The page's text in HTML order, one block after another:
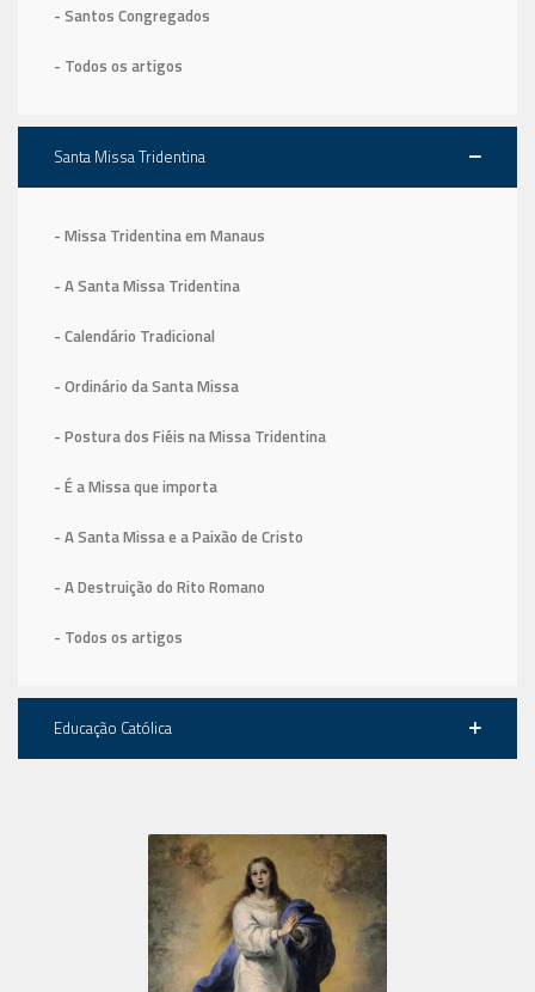
- Santos Congregados
- Todos os artigos
Santa Missa Tridentina
- Missa Tridentina em Manaus
- A Santa Missa Tridentina
- Calendário Tradicional
- Ordinário da Santa Missa
- Postura dos Fiéis na Missa Tridentina
- É a Missa que importa
- A Santa Missa e a Paixão de Cristo
- A Destruição do Rito Romano
- Todos os artigos
Educação Católica